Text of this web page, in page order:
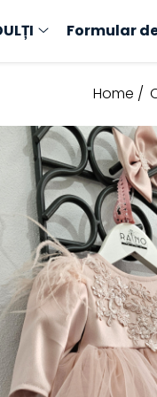
Formular
Home /